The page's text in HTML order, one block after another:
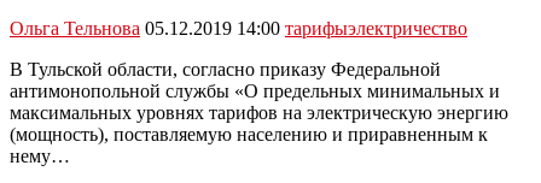
Ольга Тельнова 05.12.2019 14:00 тарифыэлектричество
В Тульской области, согласно приказу Федеральной
антимонопольной службы «О предельных минимальных и
максимальных уровнях тарифов на электрическую энергию
(мощность), поставляемую населению и приравненным к
нему…